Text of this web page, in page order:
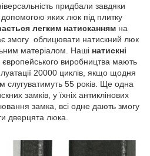
придбали завдяки
яких люк під плитку
легким натисканням на
змогу облицювати натискний люк
матеріалом. Наші натискні
виробництва мають
20000 циклів, якщо щодня
слугуватимуть 55 років. Ще одна
замків, у їхніх антиклінових
замка, всі одне дають змогу
дверцята люка.